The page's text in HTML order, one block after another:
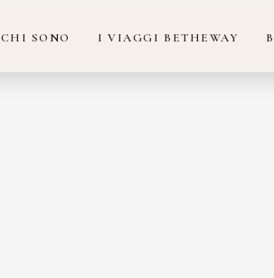
CHI SONO I VIAGGI BETHEWAY